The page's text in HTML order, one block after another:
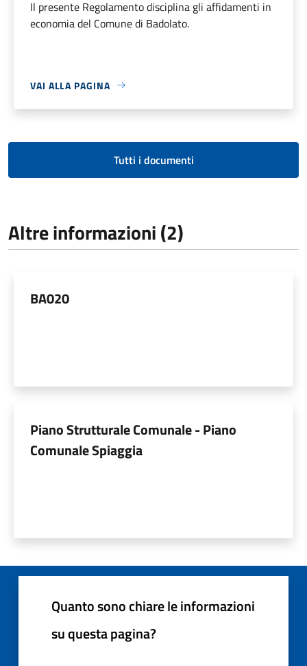
Il presente Regolamento disciplina gli affidamenti in
economia del Comune di Badolato.
VAI ALLA PAGINA
Tutti i documenti
Altre informazioni (2)
BA020
Piano Strutturale Comunale - Piano
Comunale Spiaggia
Quanto sono chiare le informazioni
su questa pagina?